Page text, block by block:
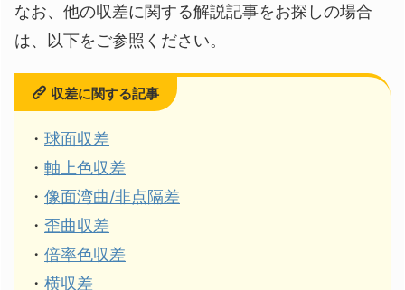
なお、他の収差に関する解説記事をお探しの場合
は、以下をご参照ください。
収差に関する記事
・ 球面収差
・ 軸上色収差
・ 像面湾曲/非点隔差
・ 歪曲収差
・ 倍率色収差
・ 横収差